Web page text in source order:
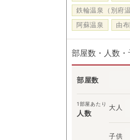
鉄輪温泉（別府温
阿蘇温泉
由
部屋数・人数・
部屋数
1部屋あたり
人数
大人
子供